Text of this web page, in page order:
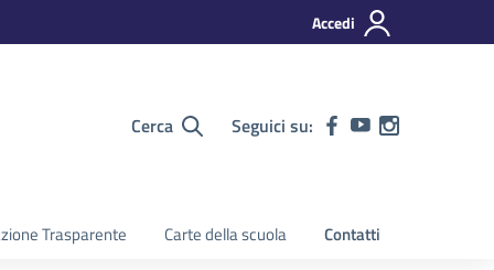
Accedi
Cerca Seguici su:
Trasparente Carte della scuola Contatti